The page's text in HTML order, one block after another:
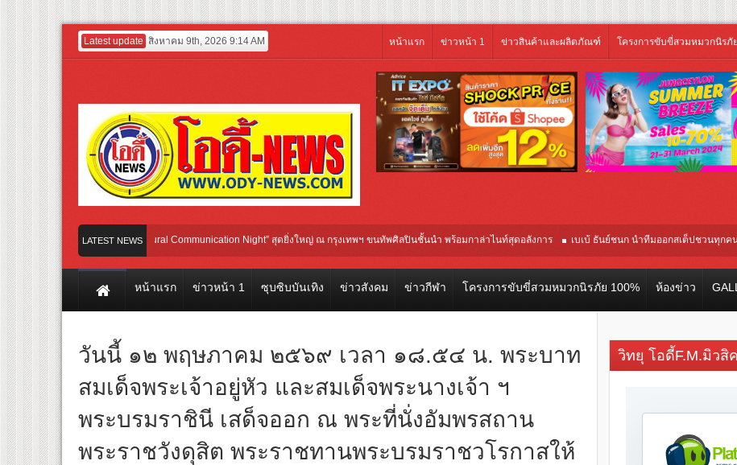
Latest update สิงหาคม 9th, 2026 9:14 AM หน้าแรก ข่าวหน้า 1 ข่าวสินค้าและผลิตภัณฑ์ โครงการขับขี่สวมหมวกนิรภั
LATEST NEWS
กับ “2026 Weibo Cultural Communication Night” สุดยิ่งใหญ่ ณ กรุงเทพฯ ขนทัพศิลปินชั้นนำ พร้อมกาล่าไนท์สุดอลังการ เบเบ้ ธันย์ชนก นำทีมออกสเต็ปชวนทุกคนขยับร่างกา
TransNusa Airlines เส้นทางจาการ์ตา-กรุงเทพฯ เสริม Air Connectivity ดึงนักท่องเที่ยวคุณภาพจากอินโดนีเซีย เริ่มเที่ยวแรกบินแรก 6 สิงหาคมนี้
หน้าแรก ข่าวหน้า 1 ซุบซิบบันเทิง ข่าวสังคม ข่าวกีฬา โครงการขับขี่สวมหมวกนิรภัย 100% ห้องข่าว
วันนี้ ๑๒ พฤษภาคม ๒๕๖๙ เวลา ๑๘.๕๔ น. พระบาท
สมเด็จพระเจ้าอยู่หัว และสมเด็จพระนางเจ้า ฯ
พระบรมราชินี เสด็จออก ณ พระที่นั่งอัมพรสถาน
พระราชวังดุสิต พระราชทานพระบรมราชวโรกาสให้
วิทยุ โอดี้F.M.มิวสิ